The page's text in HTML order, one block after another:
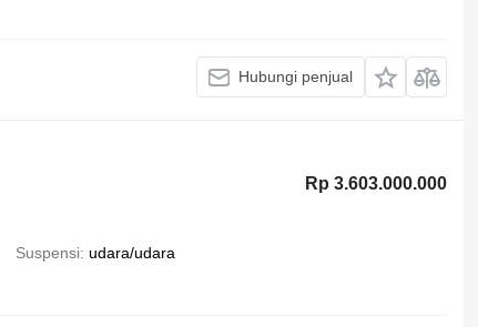
Hubungi penjual
Rp 3.603.000.000
Suspensi udara/udara